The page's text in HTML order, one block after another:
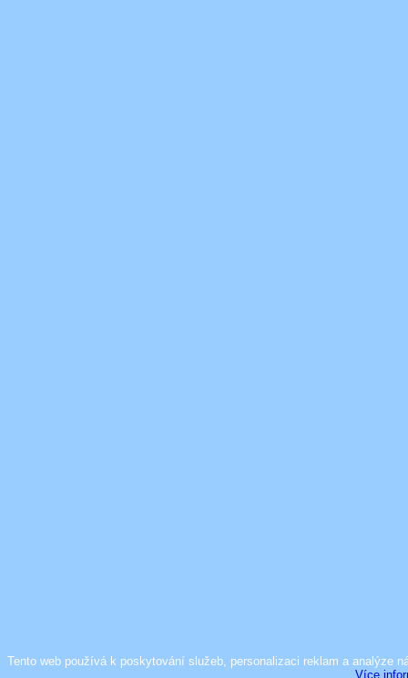
Tento web používá k poskytování služeb, personalizaci reklam a analýze
Více